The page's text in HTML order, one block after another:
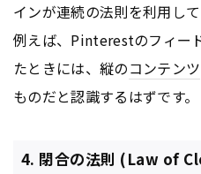
インが連続の法則を利用し
例えば、Pinterestのフィー
たときには、縦のコンテンツ
ものだと認識するはずです。
4. 閉合の法則 (Law of